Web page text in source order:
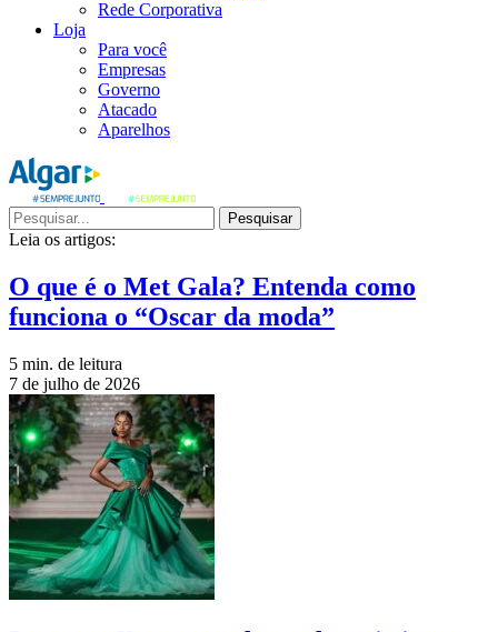
Rede Corporativa
Loja
Para você
Empresas
Governo
Atacado
Aparelhos
Pesquisar
Leia os artigos:
O que é o Met Gala? Entenda como
funciona o “Oscar da moda”
5 min. de leitura
7 de julho de 2026